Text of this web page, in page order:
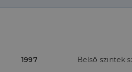
1997 Belső szintek
teszik a webhely alapvető funkcióit, például a
hozzájárulás tárolására szolgál